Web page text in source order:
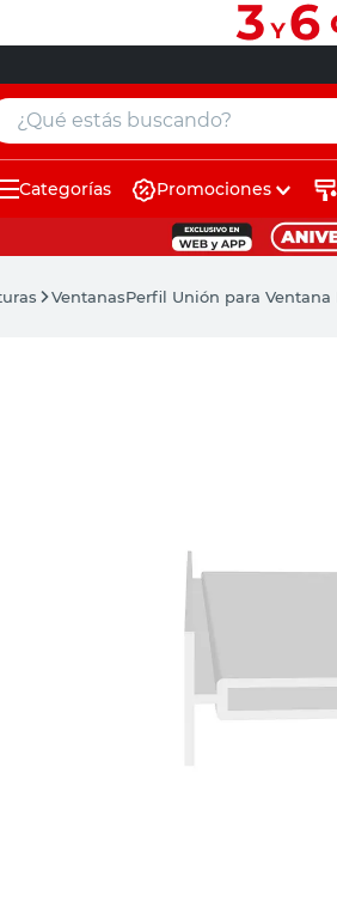
estás buscando?
Categorías Promociones
VentanasPerfil Unión para Ventana
muebles